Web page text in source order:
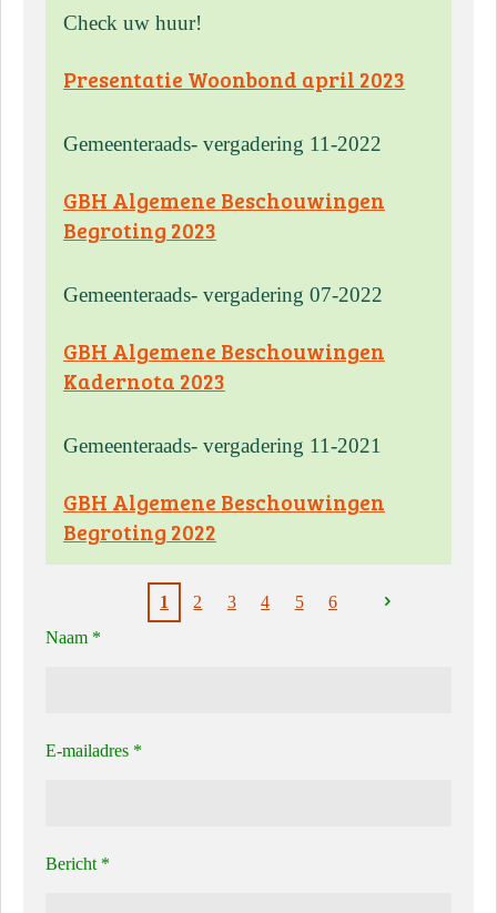
Check uw huur!
Presentatie Woonbond april 2023
Gemeenteraads- vergadering 11-2022
GBH Algemene Beschouwingen
Begroting 2023
Gemeenteraads- vergadering 07-2022
GBH Algemene Beschouwingen
Kadernota 2023
Gemeenteraads- vergadering 11-2021
GBH Algemene Beschouwingen
Begroting 2022
1 2 3 4 5
6
Naam *
E-mailadres *
Bericht *